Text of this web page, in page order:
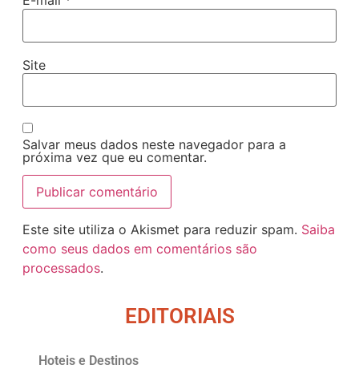
Site
Salvar meus dados neste navegador para a
próxima vez que eu comentar.
Este site utiliza o Akismet para reduzir spam. Saiba
como seus dados em comentários são
processados.
EDITORIAIS
Hoteis e Destinos